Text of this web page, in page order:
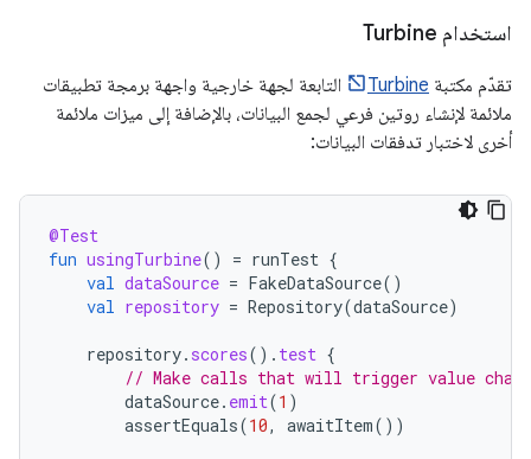
استخدام Turbine
تقدّم مكتبة Turbine
التابعة لجهة خارجية واجهة برمجة تطبيقات
ملائمة لإنشاء روتين فرعي لجمع البيانات، بالإضافة إلى ميزات ملائمة
أخرى لاختبار تدفقات البيانات:
@Test
fun usingTurbine() = runTest {
val dataSource = FakeDataSource()
val repository = Repository(dataSource)
repository. scores(). test {
// Make calls that will trigger value
dataSource. emit(1 )
assertEquals(10, awaitItem())